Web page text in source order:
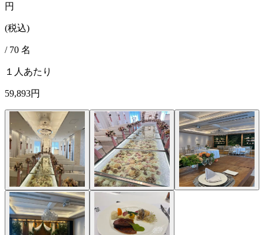
円
(税込)
/ 70 名
１人あたり
59,893円